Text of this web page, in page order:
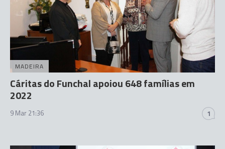
MADEIRA
Cáritas do Funchal apoiou 648 famílias em
2022
9 Mar 21:36 1